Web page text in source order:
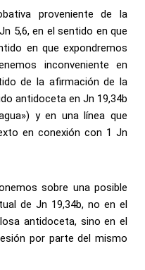
proveniente de la
5,6, en el sentido en que
en que expondremos
inconveniente en
de la afirmación de la
antidoceta en Jn 19,34b
y en una línea que
en conexión con 1 Jn
sobre una posible
de Jn 19,34b, no en el
antidoceta, sino en el
por parte del mismo